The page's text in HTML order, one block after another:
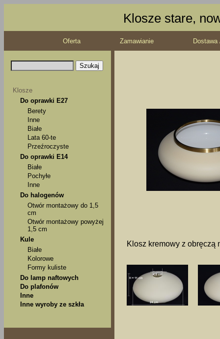
Klosze stare,
Oferta Zamawianie
Klosze
Do oprawki E27
Berety
Inne
Białe
Lata 60-te
Przeźroczyste
Do oprawki E14
Białe
Pochyłe
Inne
Do halogenów
Otwór montażowy do 1,5
cm
Otwór montażowy powyżej
1,5 cm
Kule
Białe
Kolorowe
Formy kuliste
Do lamp naftowych
Do plafonów
Inne
Inne wyroby ze szkła
Klosz kremowy z obręczą